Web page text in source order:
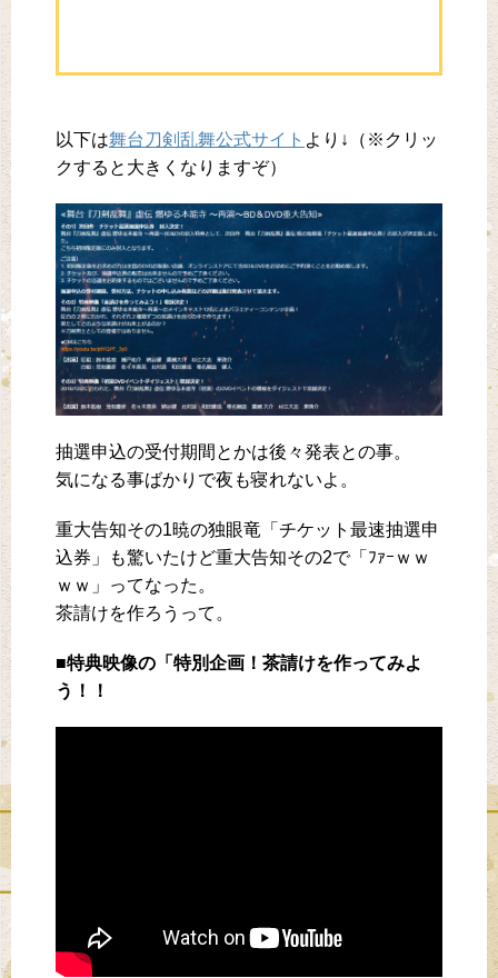
以下は舞台刀剣乱舞公式サイト より↓（※クリッ
クすると大きくなりますぞ）
抽選申込の受付期間とかは後々発表との事。
気になる事ばかりで夜も寝れないよ。
重大告知その1暁の独眼竜「チケット最速抽選申
込券」も驚いたけど重大告知その2で「ﾌｧｰｗｗ
ｗｗ」ってなった。
茶請けを作ろうって。
■特典映像の「特別企画！茶請けを作ってみよ
う！！